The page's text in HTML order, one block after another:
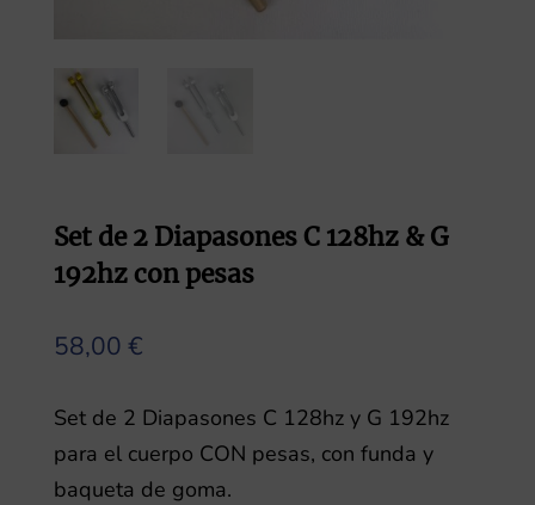
Set de 2 Diapasones C 128hz & G
192hz con pesas
58,00 €
Set de 2 Diapasones C 128hz y G 192hz
para el cuerpo CON pesas, con funda y
baqueta de goma.